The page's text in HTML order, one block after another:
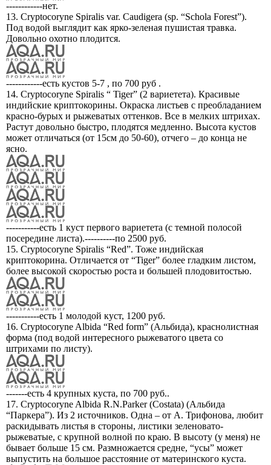
------------нет.
13. Cryptocoryne Spiralis var. Caudigera (sp. “Schola Forest”).
Под водой выглядит как ярко-зеленая пушистая травка.
Довольно охотно плодится.
------------есть кустов 5-7 , по 700 руб .
14. Cryptocoryne Spiralis “ Tiger” (2 вариетета). Красивые
индийские криптокорины. Окраска листьев с преобладанием
красно-бурых и рыжеватых оттенков. Все в мелких штрихах.
Растут довольно быстро, плодятся медленно. Высота кустов
может отличаться (от 15см до 50-60), отчего – до конца не
ясно.
-----------есть 1 куст первого вариетета (с темной полосой
посередине листа).----------по 2500 руб.
15. Cryptocoryne Spiralis “Red”. Тоже индийская
криптокорина. Отличается от “Tiger” более гладким листом,
более высокой скоростью роста и большей плодовитостью.
-----------есть 1 молодой куст, 1200 руб.
16. Cryptocoryne Albida “Red form” (Альбида), краснолистная
форма (под водой интересного рыжеватого цвета со
штрихами по листу).
-------есть 4 крупных куста, по 700 руб..
17. Cryptocoryne Albida R.N.Parker (Costata) (Альбида
“Паркера”). Из 2 источников. Одна – от А. Трифонова, любит
раскидывать листья в стороны, листики зеленовато-
рыжеватые, с крупной волной по краю. В высоту (у меня) не
бывает больше 15 см. Размножается средне, “усы” может
выпустить на большое расстояние от материнского куста.